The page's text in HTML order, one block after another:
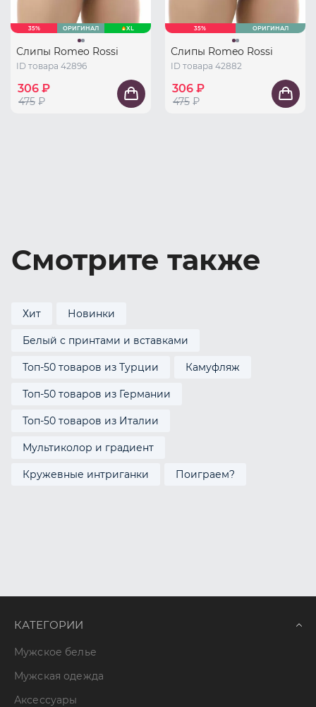
35% ОРИГИНАЛ XL
Слипы Romeo Rossi
ID товара 42896
306 ₽
475 ₽
35% ОРИГИНАЛ
Слипы Romeo Rossi
ID товара 42882
306 ₽
475 ₽
Смотрите также
Хит Новинки
Белый с принтами и вставками
Топ-50 товаров из Турции Камуфляж
Топ-50 товаров из Германии
Топ-50 товаров из Италии
Мультиколор и градиент
Кружевные интриганки Поиграем?
КАТЕГОРИИ
Мужское белье
Мужская одежда
Аксессуары